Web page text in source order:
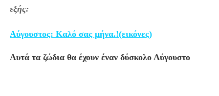
εξής:
Αύγουστος: Καλό σας μήνα.!(εικόνες)
Αυτά τα ζώδια θα έχουν έναν δύσκολο Αύγουστο